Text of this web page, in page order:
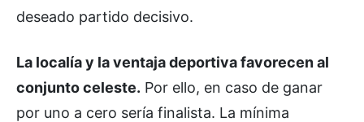
deseado partido decisivo.
La localía y la ventaja deportiva favorecen al
conjunto celeste. Por ello, en caso de ganar
por uno a cero sería finalista. La mínima